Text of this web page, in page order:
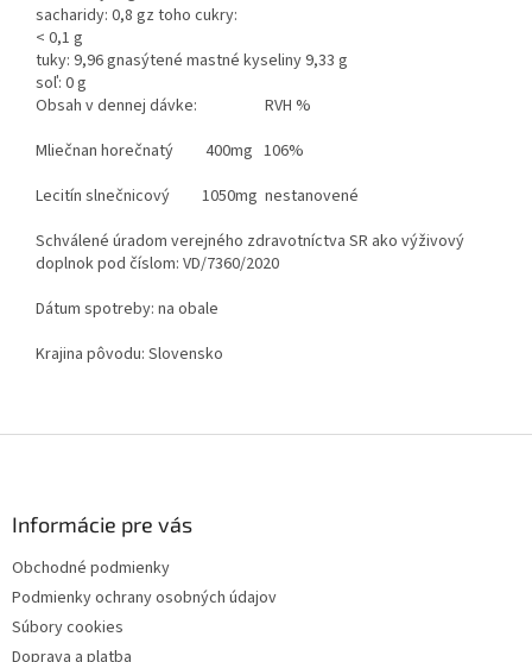
sacharidy: 0,8 gz toho cukry:
< 0,1 g
tuky: 9,96 gnasýtené mastné kyseliny 9,33 g
soľ: 0 g
Obsah v dennej dávke: RVH %
Mliečnan horečnatý 400mg 106%
Lecitín slnečnicový 1050mg nestanovené
Schválené úradom verejného zdravotníctva SR ako výživový
doplnok pod číslom: VD/7360/2020
Dátum spotreby: na obale
Krajina pôvodu: Slovensko
Informácie pre vás
Obchodné podmienky
Podmienky ochrany osobných údajov
Súbory cookies
Doprava a platba